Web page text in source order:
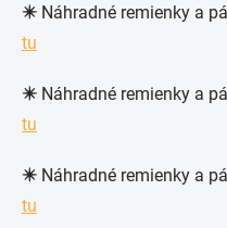
✴️ Náhradné remienky a
tu
✴️ Náhradné remienky a
tu
✴️ Náhradné remienky a
tu